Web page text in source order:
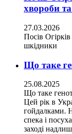
хвороби
27.03.2026
Посів
шкідники
Що таке
25.08.2025
Що таке
Цей рік в
гойдалками.
спека і
заході